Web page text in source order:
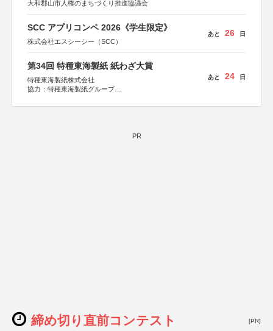
大和郡山市人権のまちづくり推進協議会
SCC アプリコンペ 2026《学生限定》
株式会社エスシーシー（SCC）
あと 26 日
第34回 特種東海製紙 紙わざ大賞
特種東海製紙株式会社
協力：特種東海製紙グループ
あと 24 日
PR
締め切り直前コンテスト [PR]